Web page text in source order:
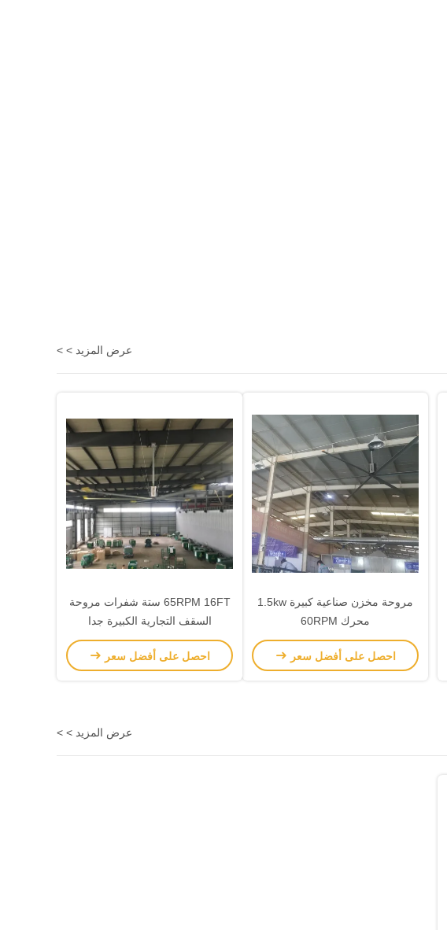
عرض المزيد > >
مروحة مخزن صناعية كبيرة 1.5kw
محرك 60RPM
احصل على أفضل سعر
65RPM 16FT ستة شفرات مروحة
السقف التجارية الكبيرة جدا
احصل على أفضل سعر
عرض المزيد > >